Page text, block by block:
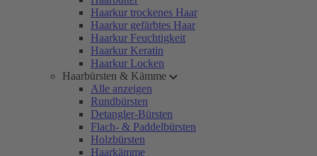
Haarkur trockenes Haar
Haarkur gefärbtes Haar
Haarkur Feuchtigkeit
Haarkur Keratin
Haarkur Locken
Haarbürsten & Kämme
Alle anzeigen
Rundbürsten
Detangler-Bürsten
Flach- & Paddelbürsten
Holzbürsten
Haarkämme